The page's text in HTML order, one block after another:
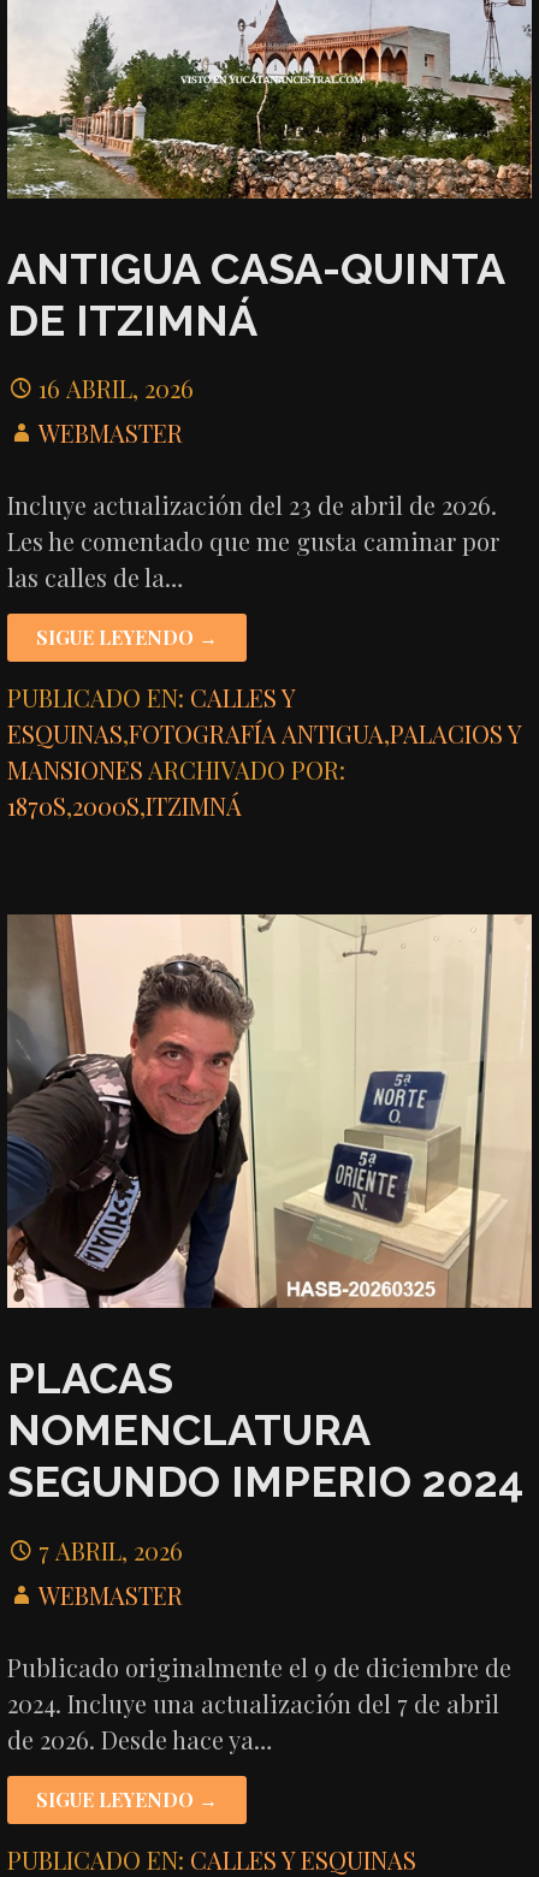
ANTIGUA CASA-QUINTA
DE ITZIMNÁ
16 ABRIL, 2026
WEBMASTER
Incluye actualización del 23 de abril de 2026.
Les he comentado que me gusta caminar por
las calles de la…
SIGUE LEYENDO →
PUBLICADO EN: CALLES Y
ESQUINAS,FOTOGRAFÍA ANTIGUA,PALACIOS Y
MANSIONES ARCHIVADO POR:
1870S,2000S,ITZIMNÁ
PLACAS
NOMENCLATURA
SEGUNDO IMPERIO 2024
7 ABRIL, 2026
WEBMASTER
Publicado originalmente el 9 de diciembre de
2024. Incluye una actualización del 7 de abril
de 2026. Desde hace ya…
SIGUE LEYENDO →
PUBLICADO EN: CALLES Y ESQUINAS